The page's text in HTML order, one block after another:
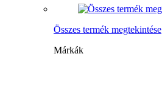
Összes termék megtekintése
Márkák